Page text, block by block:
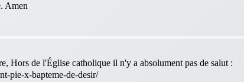
Amen
Hors de l'Église catholique il n'y a absolument pas de salut :
pie-x-bapteme-de-desir/